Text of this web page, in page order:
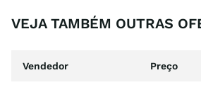
VEJA TAMBÉM OUTRAS
Vendedor Preço